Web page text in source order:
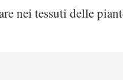
nei tessuti delle